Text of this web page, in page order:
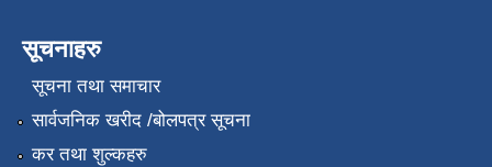
सूचनाहरु
सूचना तथा समाचार
सार्वजनिक खरीद /बोलपत्र सूचना
कर तथा शुल्कहरु